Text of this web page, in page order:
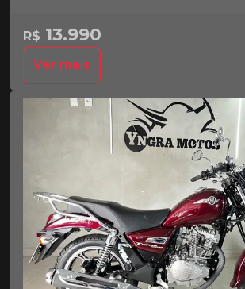
R$ 13.990
Ver mais